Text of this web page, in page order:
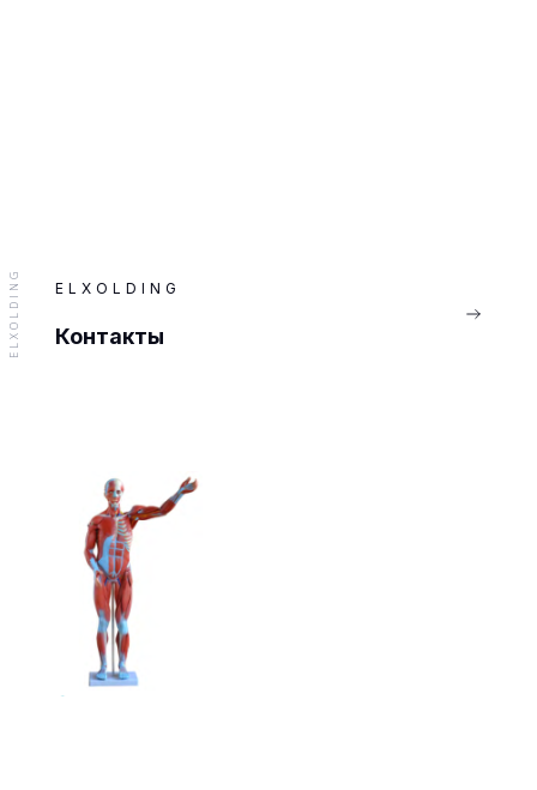
ELXOLDING
Контакты
ELXOLDING